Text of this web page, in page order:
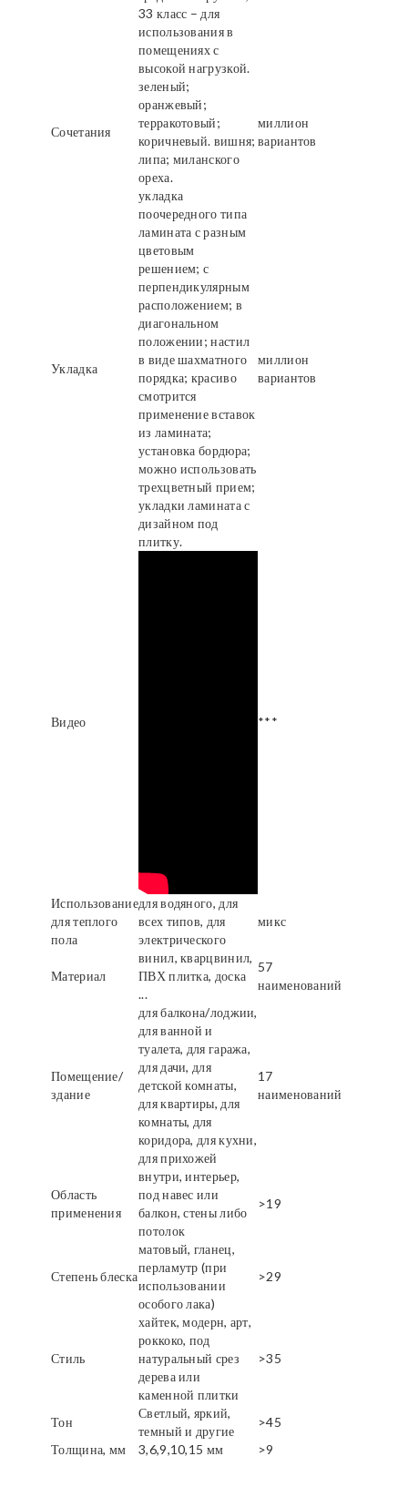
33 класс – для
использования в
помещениях с
высокой нагрузкой.
Сочетания
зеленый;
оранжевый;
терракотовый;
коричневый. вишня;
липа; миланского
ореха.
миллион
вариантов
Укладка
укладка
поочередного типа
ламината с разным
цветовым
решением; с
перпендикулярным
расположением; в
диагональном
положении; настил
в виде шахматного
порядка; красиво
смотрится
применение вставок
из ламината;
установка бордюра;
можно использовать
трехцветный прием;
укладки ламината с
дизайном под
плитку.
миллион
вариантов
Видео ***
Использование
для теплого
пола
для водяного, для
всех типов, для
электрического
микс
Материал
винил, кварцвинил,
ПВХ плитка, доска
...
57
наименований
Помещение/
здание
для балкона/лоджии,
для ванной и
туалета, для гаража,
для дачи, для
детской комнаты,
для квартиры, для
комнаты, для
коридора, для кухни,
для прихожей
17
наименований
Область
применения
внутри, интерьер,
под навес или
балкон, стены либо
потолок
>19
Степень блеска
матовый, гланец,
перламутр (при
использовании
особого лака)
>29
Стиль
хайтек, модерн, арт,
роккоко, под
натуральный срез
дерева или
каменной плитки
>35
Тон
Светлый, яркий,
темный и другие
>45
Толщина, мм
3,6,9,10,15 мм >9